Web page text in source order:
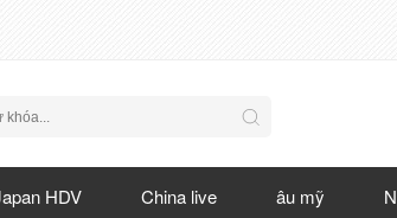
HDV China live âu mỹ